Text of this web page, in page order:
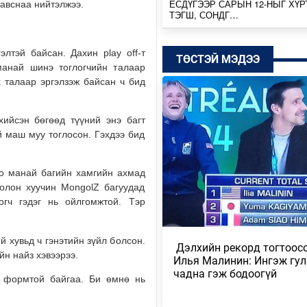
нийтэлжээ.
байсан. Дахин play off-т
шинэ тоглогчийн талаар
эргэлзэж байсан ч бид
бөгөөд түүний энэ багт
муу тоглосон. Гэхдээ бид
манай багийн хамгийн ахмад
хуучин MongolZ багуудад
гэдэг нь ойлгомжтой. Тэр
ч гэнэтийн зүйл болсон.
найз хэвээрээ.
формтой байгаа. Би өмнө нь
ЕСДҮГЭЭР САРЫН 12-НЫГ
ТЭГШ, СОНДГ…
ТӨВ, ГОВЬ, ЗҮҮН АЙМГУУДЫН
ЗАРИМ ГАЗРААР ДУУ
ААДАР…
Өчигдөр
НИЙТИЙН АЛБАН ТУШААЛТНЫ
БУС ХӨРӨНГИЙГ ХУРААХ
ТӨСӨЛ БОЛОВ…
2026/08/04
ЭХ БАЙГАЛЬ, ГАЗАР ШОРОО
ШИМИЙГ НЬ ХҮРТЭХ КОП17
МОНГОЛБАНК 7 ДУГААР САРД
ҮНЭТ МЕТАЛЛ ХУДАЛДАН
ТӨСТЭЙ МЭДЭЭ
Дэлхийн рекорд
Илья Малинин: Ингэж
чадна гэж бодоогүй